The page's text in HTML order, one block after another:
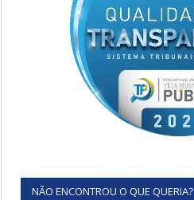
NÃO ENCONTROU O QUE QUERIA?